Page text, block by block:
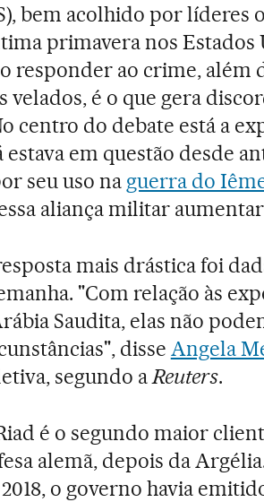
bem acolhido por líderes
primavera nos Estados
responder ao crime, além
velados, é o que gera
centro do debate está a
estava em questão desde
seu uso na guerra do
aliança militar
mais drástica foi
"Com relação às
Saudita, elas não
disse Angela
segundo aReuters.
é o segundo maior
alemã, depois da
o governo havia